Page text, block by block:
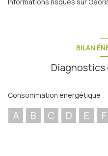
BILAN
Consommation énergétique
A B C D E F